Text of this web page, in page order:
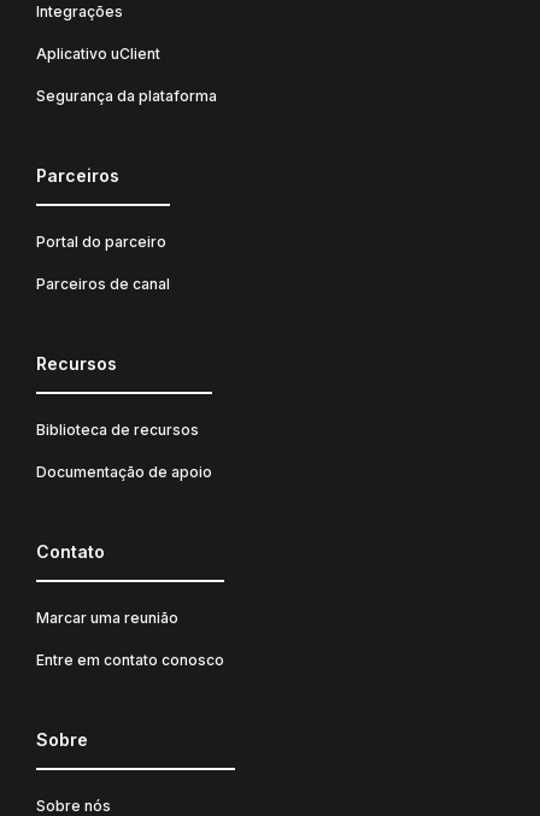
Integrações
Aplicativo uClient
Segurança da plataforma
Parceiros
Portal do parceiro
Parceiros de canal
Recursos
Biblioteca de recursos
Documentação de apoio
Contato
Marcar uma reunião
Entre em contato conosco
Sobre
Sobre nós